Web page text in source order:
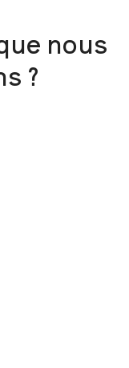
nous
?